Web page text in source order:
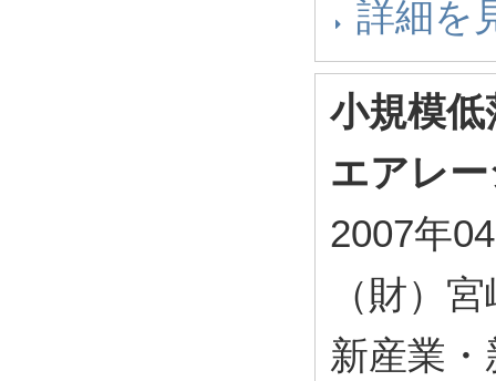
詳細を
小規模
エアレ
2007年
（財）
新産業